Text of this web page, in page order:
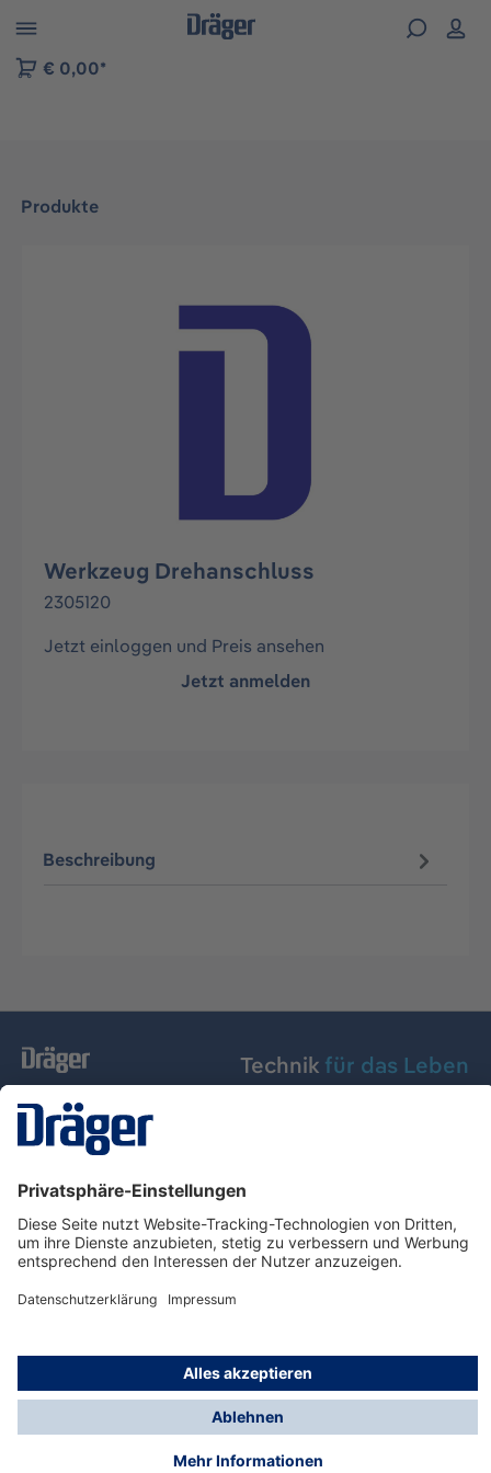
der B2B-Plattform springen
€ 0,00*
Produkte
Bildergalerie überspringen
Werkzeug Drehanschluss
2305120
Jetzt einloggen und Preis ansehen
Jetzt anmelden
Beschreibung
Technik für das Leben
Dräger Austria GmbH
Über Dräger
Informationen
© Dräger Austria GmbH, 2024
* Alle Preise exkl. gesetzl. Mehrwertsteuer zzgl.
Versandkosten und ggf. Nachnahmegebühren, wenn
nicht anders angegeben.